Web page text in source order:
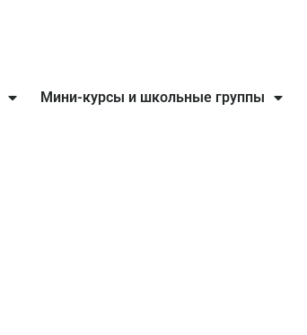
Мини-курсы и школьные группы